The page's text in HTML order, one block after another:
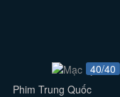
40/40
Phim Trung Quốc